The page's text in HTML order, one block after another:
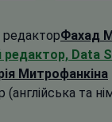
Фахад
редактор, Data
Митрофанкіна
(англійська та